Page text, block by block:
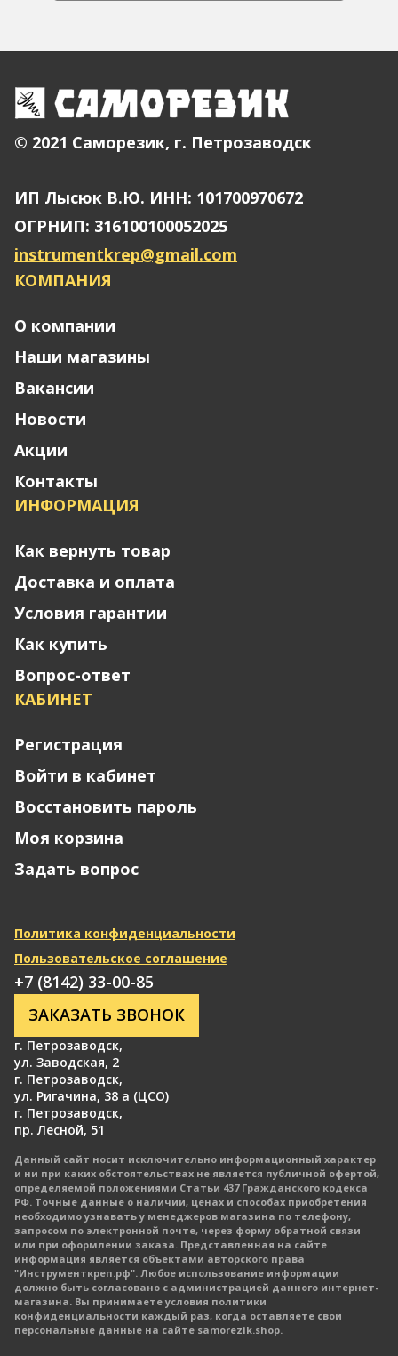
© 2021 Саморезик, г. Петрозаводск
ИП Лысюк В.Ю. ИНН: 101700970672
ОГРНИП: 316100100052025
instrumentkrep@gmail.com
КОМПАНИЯ
О компании
Наши магазины
Вакансии
Новости
Акции
Контакты
ИНФОРМАЦИЯ
Как вернуть товар
Доставка и оплата
Условия гарантии
Как купить
Вопрос-ответ
КАБИНЕТ
Регистрация
Войти в кабинет
Восстановить пароль
Моя корзина
Задать вопрос
Политика конфиденциальности
Пользовательское соглашение
г. Петрозаводск,
ул. Заводская, 2
г. Петрозаводск,
ул. Ригачина, 38 а (ЦСО)
г. Петрозаводск,
пр. Лесной, 51
+7 (8142) 33-00-85
ЗАКАЗАТЬ ЗВОНОК
Данный сайт носит исключительно информационный характер
и ни при каких обстоятельствах не является публичной офертой,
определяемой положениями Статьи 437 Гражданского кодекса
РФ. Точные данные о наличии, ценах и способах приобретения
необходимо узнавать у менеджеров магазина по телефону,
запросом по электронной почте, через форму обратной связи
или при оформлении заказа. Представленная на сайте
информация является объектами авторского права
"Инструменткреп.рф". Любое использование информации
должно быть согласовано с администрацией данного интернет-
магазина. Вы принимаете условия политики
конфиденциальности каждый раз, когда оставляете свои
персональные данные на сайте samorezik.shop.